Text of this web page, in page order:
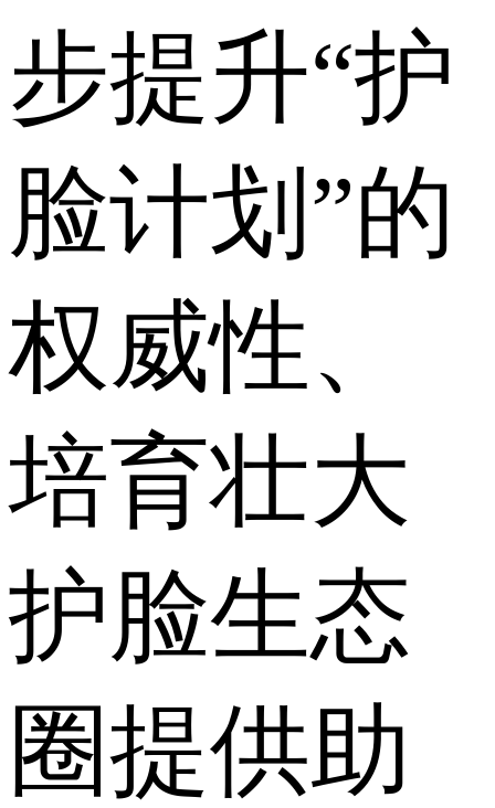
步提升“护
脸计划”的
权威性、
培育壮大
护脸生态
圈提供助